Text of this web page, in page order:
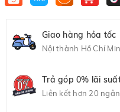
Giao hàng hỏa tốc
Nội thành Hồ Chí
Trả góp 0% lãi
Liên kết hơn 20